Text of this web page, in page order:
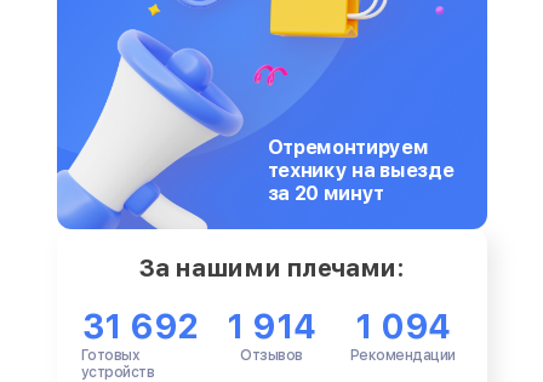
Отремонтируем
технику на выезде
за 20 минут
За нашими плечами:
31 692
Готовых
устройств
1 914
Отзывов
1 094
Рекомендации